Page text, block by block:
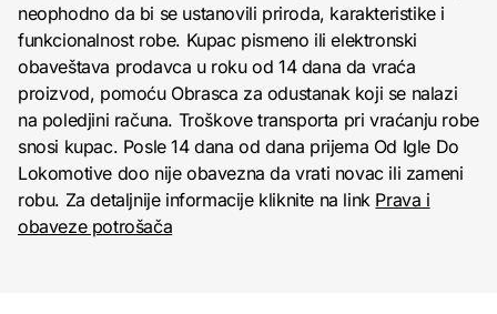
neophodno da bi se ustanovili priroda, karakteristike i
funkcionalnost robe. Kupac pismeno ili elektronski
obaveštava prodavca u roku od 14 dana da vraća
proizvod, pomoću Obrasca za odustanak koji se nalazi
na poledjini računa. Troškove transporta pri vraćanju robe
snosi kupac. Posle 14 dana od dana prijema Od Igle Do
Lokomotive doo nije obavezna da vrati novac ili zameni
robu. Za detaljnije informacije kliknite na link Prava i
obaveze potrošača